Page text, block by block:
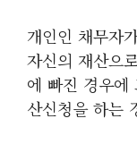
개인인 채무자
자신의 재산으
에 빠진 경우에
산신청을 하는